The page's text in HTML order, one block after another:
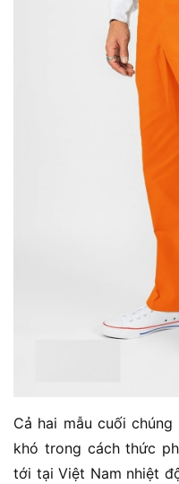
Cả hai mẫu cuối
khó trong cách thức
tới tại Việt Nam nhiệt